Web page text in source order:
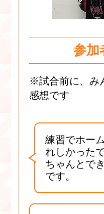
参加
※試合前に、み
感想です
練習でホー
れしかった
ちゃんとで
です。